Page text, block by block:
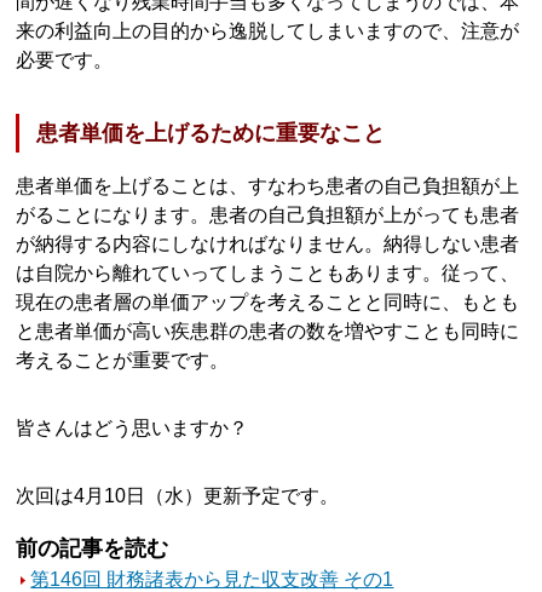
来の利益向上の目的から逸脱してしまいますので、注意が
必要です。
患者単価を上げるために重要なこと
患者単価を上げることは、すなわち患者の自己負担額が上
がることになります。患者の自己負担額が上がっても患者
が納得する内容にしなければなりません。納得しない患者
は自院から離れていってしまうこともあります。従って、
現在の患者層の単価アップを考えることと同時に、もとも
と患者単価が高い疾患群の患者の数を増やすことも同時に
考えることが重要です。
皆さんはどう思いますか？
次回は4月10日（水）更新予定です。
前の記事を読む
第146回 財務諸表から見た収支改善 その1